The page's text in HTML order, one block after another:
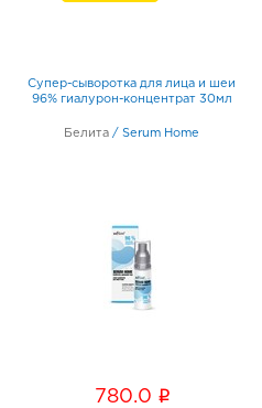
Супер-сыворотка для лица и шеи
96% гиалурон-концентрат 30мл
Белита / Serum Home
780.0 i